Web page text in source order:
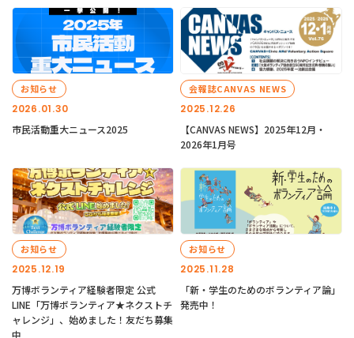
2026.01.30
お知らせ
市民活動重大ニュース2025
2025.12.26
会報誌CANVAS NEWS
【CANVAS NEWS】2025年12月・
2026年1月号
2025.12.19
お知らせ
万博ボランティア経験者限定 公式
LINE「万博ボランティア★ネクストチ
ャレンジ」、始めました！友だち募集
中
2025.11.28
お知らせ
「新・学生のためのボランティア論」
発売中！